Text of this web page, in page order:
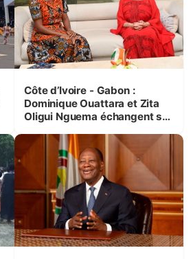
Côte d’Ivoire - Gabon :
Dominique Ouattara et Zita
Oligui Nguema échangent sur
femmes et des enfants